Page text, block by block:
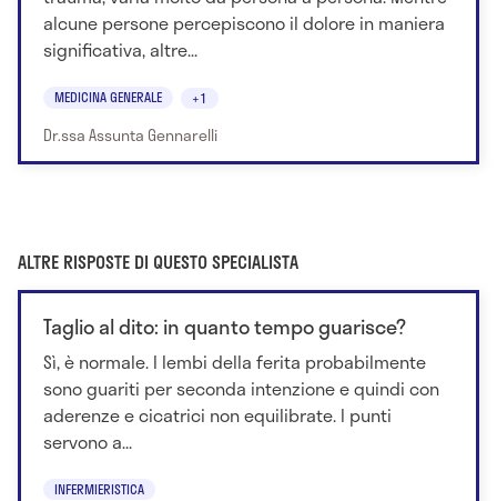
alcune persone percepiscono il dolore in maniera
significativa, altre...
MEDICINA GENERALE +1
Dr.ssa Assunta Gennarelli
ALTRE RISPOSTE DI QUESTO SPECIALISTA
Taglio al dito: in quanto tempo guarisce?
Sì, è normale. I lembi della ferita probabilmente
sono guariti per seconda intenzione e quindi con
aderenze e cicatrici non equilibrate. I punti
servono a...
INFERMIERISTICA